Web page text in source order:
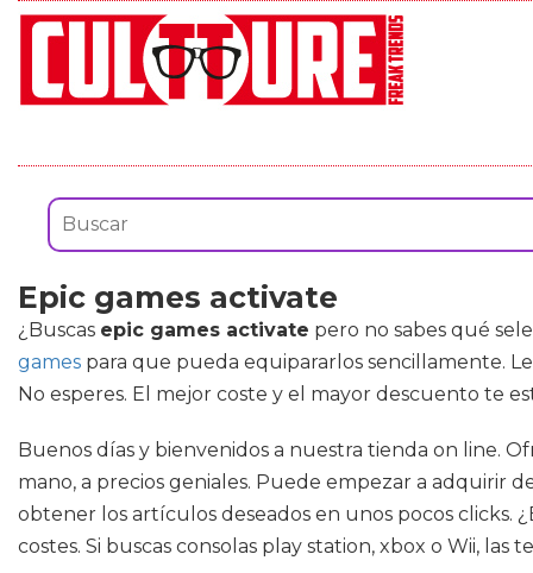
Epic games activate
¿Buscas epic games activate pero no sabes qué
games para que pueda equipararlos sencillamente.
No esperes. El mejor coste y el mayor descuento te
Buenos días y bienvenidos a nuestra tienda on line.
mano, a precios geniales. Puede empezar a adquirir
obtener los artículos deseados en unos pocos clicks.
costes. Si buscas consolas play station, xbox o Wii, las